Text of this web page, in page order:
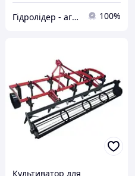
Гідролідер - агротехніка, промислове та будівельне обладнання 100%
Культиватор для